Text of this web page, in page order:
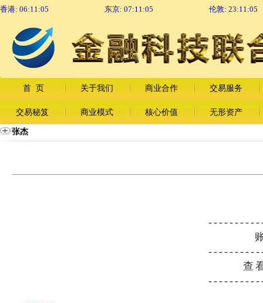
香港: 06:11:06 东京: 07:11:06 伦敦: 23:11:06
首 页 关于我们 商业合作 交易服务
交易秘笈 商业模式 核心价值 无形资产
张杰
账
查看